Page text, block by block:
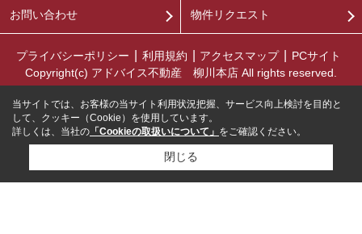
お問い合わせ 物件リクエスト
プライバシーポリシー 利用規約 アクセスマップ
PCサイト
Copyright(c) アドバイス不動産 柳川本店 All rights reserved.
当サイトでは、お客様の当サイト利用状況把握、サービス向上検討を目的と
して、クッキー（Cookie）を使用しています。
詳しくは、当社の 「Cookieの取扱いについて」 をご確認ください。
閉じる